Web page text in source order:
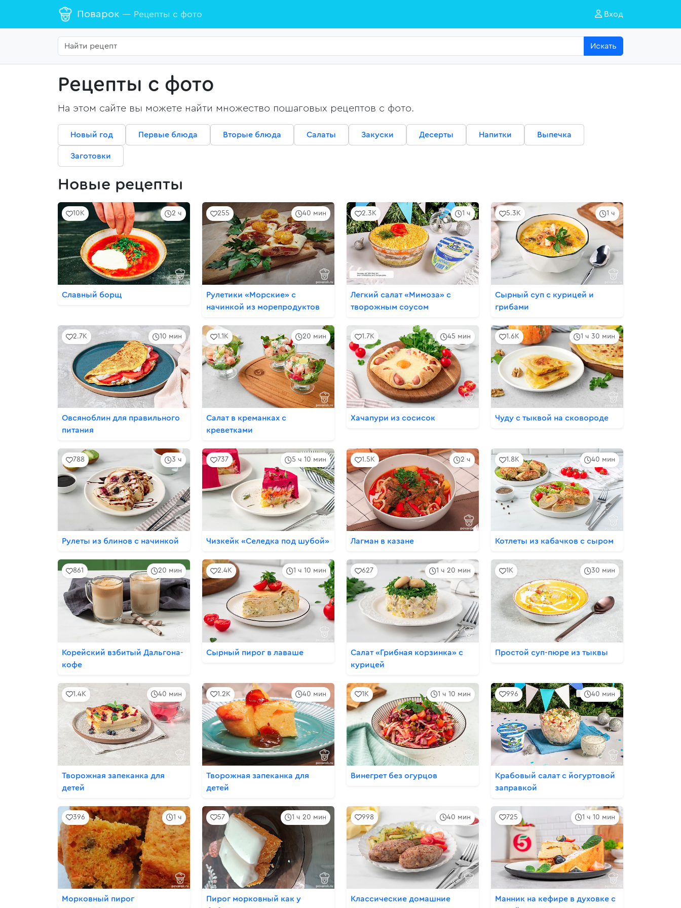
Поварок — Рецепты с фото Вход
Искать
Рецепты с фото
На этом сайте вы можете найти множество пошаговых рецептов с фото.
Новый год Первые блюда Вторые блюда Салаты Закуски Десерты Напитки Выпечка
Заготовки
Новые рецепты
2 ч
10K
Славный борщ
40 мин
255
Рулетики «Морские» с
начинкой из морепродуктов
1 ч
2.3K
Легкий салат «Мимоза» с
творожным соусом
1 ч
5.3K
Сырный суп с курицей и
грибами
10 мин
2.7K
Овсяноблин для правильного
питания
20 мин
1.1K
Салат в креманках с
креветками
45 мин
1.7K
Хачапури из сосисок
1 ч 30 мин
1.6K
Чуду с тыквой на сковороде
3 ч
788
Рулеты из блинов с начинкой
5 ч 10 мин
737
Чизкейк «Селедка под шубой»
2 ч
1.5K
Лагман в казане
40 мин
1.8K
Котлеты из кабачков с сыром
20 мин
861
Корейский взбитый Дальгона-
кофе
1 ч 10 мин
2.4K
Сырный пирог в лаваше
1 ч 20 мин
627
Салат «Грибная корзинка» с
курицей
30 мин
1K
Простой суп-пюре из тыквы
40 мин
1.4K
Творожная запеканка для
детей
40 мин
1.2K
Творожная запеканка для
детей
1 ч 10 мин
1K
Винегрет без огурцов
40 мин
996
Крабовый салат с йогуртовой
заправкой
1 ч
396
Морковный пирог
1 ч 20 мин
57
Пирог морковный как у
40 мин
998
Классические домашние
1 ч 10 мин
725
Манник на кефире в духовке с